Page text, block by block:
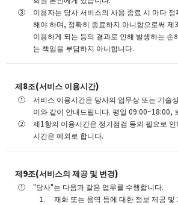
이용자는 당사 서비스의 사용 종료 시 마다
해야 하며, 정확히 종료하지 아니함으로써 제
이용하게 되는 등의 결과로 인해 발생하는 손
는 책임을 부담하지 아니합니다.
제8조(서비스 이용시간)
서비스 이용시간은 당사의 업무상 또는 기술
이와 같이 안내드립니다. 평일 09:00~18:00,
제1항의 이용시간은 정기점검 등의 필요로
시간은 예외로 합니다.
제9조(서비스의 제공 및 변경)
"당사"는 다음과 같은 업무를 수행합니다.
재화 또는 용역 등에 대한 정보 제공 및